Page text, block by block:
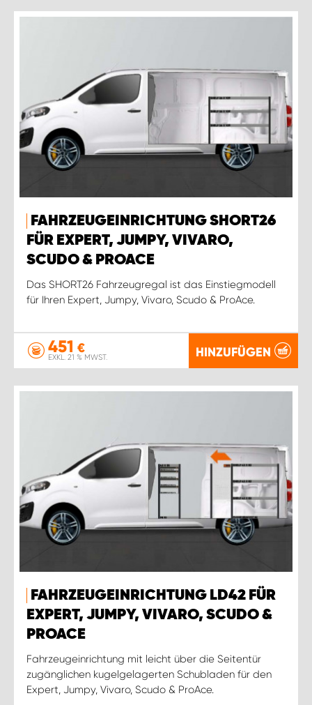
FAHRZEUGEINRICHTUNG SHORT26
FÜR EXPERT, JUMPY, VIVARO,
SCUDO & PROACE
Das SHORT26 Fahrzeugregal ist das Einstiegmodell
für Ihren Expert, Jumpy, Vivaro, Scudo & ProAce.
451 €
EXKL. 21 % MWST. HINZUFÜGEN
FAHRZEUGEINRICHTUNG LD42 FÜR
EXPERT, JUMPY, VIVARO, SCUDO &
PROACE
Fahrzeugeinrichtung mit leicht über die Seitentür
zugänglichen kugelgelagerten Schubladen für den
Expert, Jumpy, Vivaro, Scudo & ProAce.